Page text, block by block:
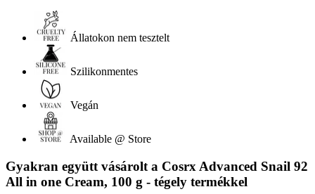
Állatokon nem tesztelt
Szilikonmentes
Vegán
Available @ Store
Gyakran együtt vásárolt a Cosrx Advanced Snail 92
All in one Cream, 100 g - tégely termékkel